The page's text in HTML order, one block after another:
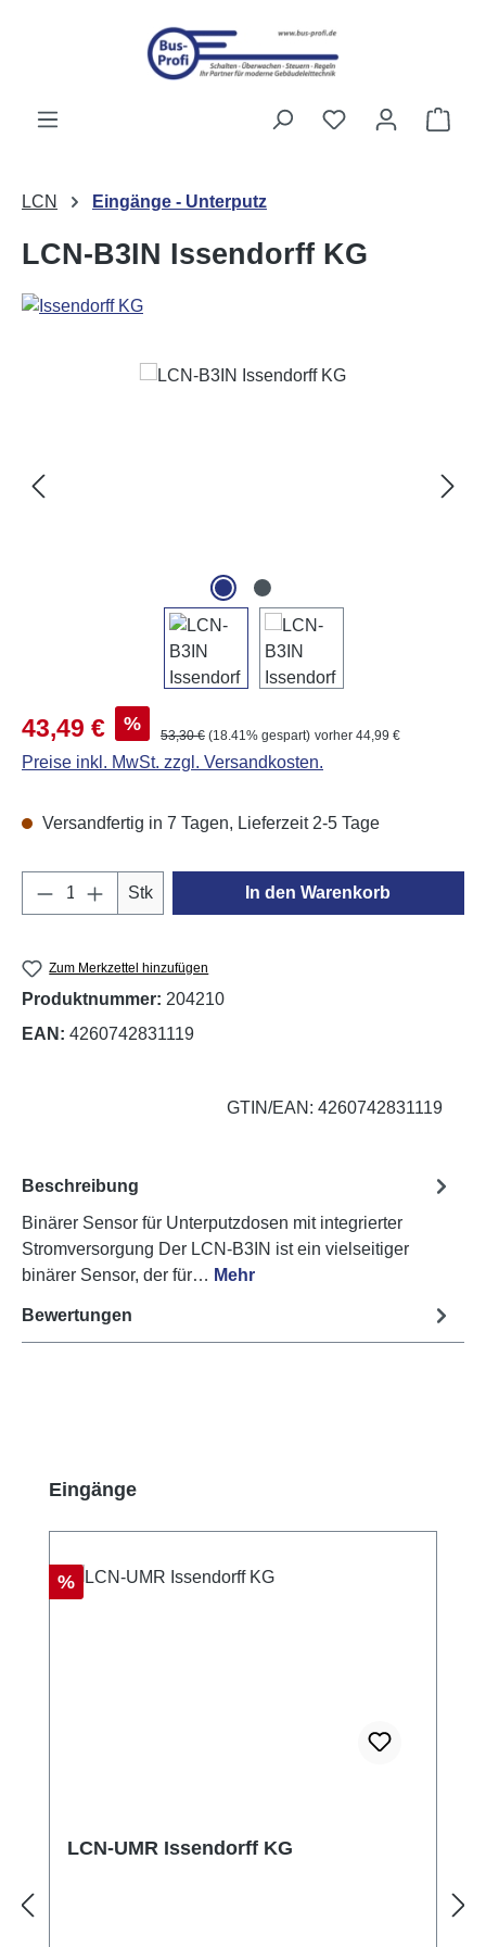
Zum Hauptinhalt springen
Du hast 0
LCN Eingänge - Unterputz
LCN-B3IN Issendorff KG
Bildergalerie überspringen
Verkaufspreis:
43,49 € % Regulärer Preis:
53,30 € (18.41% gespart) vorher 44,99 €
Preise inkl. MwSt. zzgl. Versandkosten.
Versandfertig in 7 Tagen, Lieferzeit 2-5 Tage
Produkt Anzahl: Gib den gewünschten
Stk In den Warenkorb
Zum Merkzettel hinzufügen
Produktnummer: 204210
EAN: 4260742831119
GTIN/EAN: 4260742831119
Beschreibung
Binärer Sensor für Unterputzdosen mit integrierter
Stromversorgung Der LCN-B3IN ist ein vielseitiger
binärer Sensor, der für… Mehr
Bewertungen
Produktgalerie überspringen
Eingänge
Rabatt
%
LCN-UMR Issendorff KG